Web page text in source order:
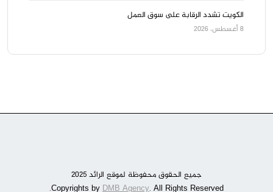
الكويت تشدد الرقابة على سوق العمل
8 أغسطس، 2026
جميع الحقوق محفوظة لموقع الرائد 2025
DMB Agency. All Rights Reserved.